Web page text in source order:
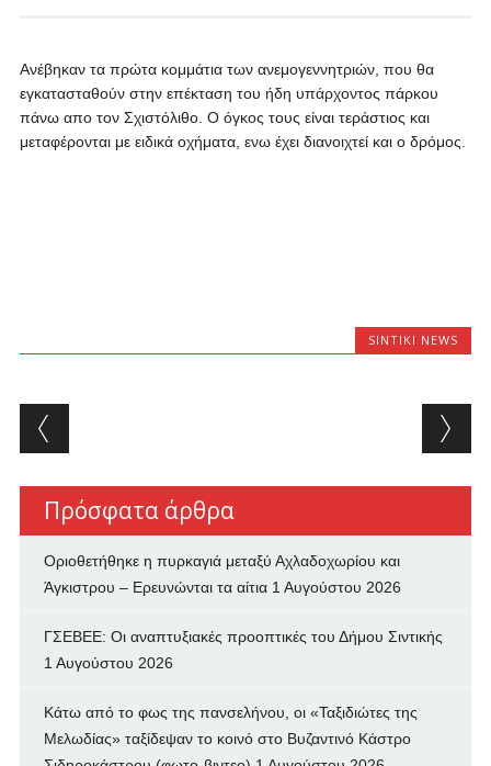
Ανέβηκαν τα πρώτα κομμάτια των ανεμογεννητριών, που θα
εγκατασταθούν στην επέκταση του ήδη υπάρχοντος πάρκου
πάνω απο τον Σχιστόλιθο. Ο όγκος τους είναι τεράστιος και
μεταφέρονται με ειδικά οχήματα, ενω έχει διανοιχτεί και ο δρόμος.
SINTIKI NEWS
Post navigation
Πρόσφατα άρθρα
Οριοθετήθηκε η πυρκαγιά μεταξύ Αχλαδοχωρίου και
Άγκιστρου – Ερευνώνται τα αίτια 1 Αυγούστου 2026
ΓΣΕΒΕΕ: Οι αναπτυξιακές προοπτικές του Δήμου Σιντικής
1 Αυγούστου 2026
Κάτω από το φως της πανσελήνου, οι «Ταξιδιώτες της
Μελωδίας» ταξίδεψαν το κοινό στο Βυζαντινό Κάστρο